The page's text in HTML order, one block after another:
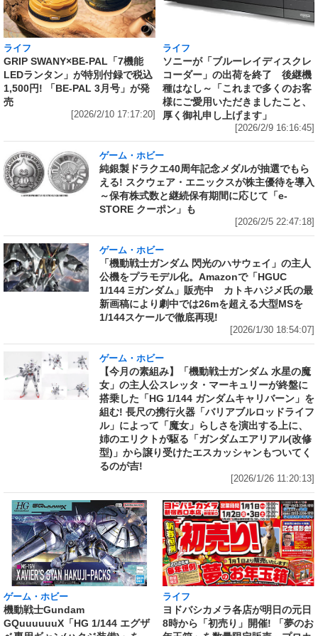
ライフ
GRIP SWANY×BE-PAL「7機能
LEDランタン」が特別付録で税込
1,500円! 「BE-PAL 3月号」が発
売
[2026/2/10 17:17:20]
ライフ
ソニーが「ブルーレイディスクレ
コーダー」の出荷を終了 後継機
種はなし～「これまで多くのお客
様にご愛用いただきましたこと、
厚く御礼申し上げます」
[2026/2/9 16:16:45]
ゲーム・ホビー
純銀製ドラクエ40周年記念メダルが抽選でもら
える! スクウェア・エニックスが株主優待を導入
～保有株式数と継続保有期間に応じて「e-
STORE クーポン」も
[2026/2/5 22:47:18]
ゲーム・ホビー
「機動戦士ガンダム 閃光のハサウェイ」の主人
公機をプラモデル化。Amazonで「HGUC
1/144 Ξガンダム」販売中 カトキハジメ氏の最
新画稿により劇中では26mを超える大型MSを
1/144スケールで徹底再現!
[2026/1/30 18:54:07]
ゲーム・ホビー
【今月の素組み】「機動戦士ガンダム 水星の魔
女」の主人公スレッタ・マーキュリーが終盤に
搭乗した「HG 1/144 ガンダムキャリバーン」を
組む! 長尺の携行火器「バリアブルロッドライフ
ル」によって「魔女」らしさを演出する上に、
姉のエリクトが駆る「ガンダムエアリアル(改修
型)」から譲り受けたエスカッシャンもついてく
るのが吉!
[2026/1/26 11:20:13]
ゲーム・ホビー
機動戦士Gundam
GQuuuuuuX「HG 1/144 エグザ
ライフ
ヨドバシカメラ各店が明日の元日
8時から「初売り」開催! 「夢のお